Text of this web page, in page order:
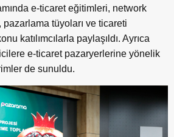
e-ticaret eğitimleri, network
tüyoları ve ticareti
katılımcılarla paylaşıldı. Ayrıca
e-ticaret pazaryerlerine yönelik
de sunuldu.